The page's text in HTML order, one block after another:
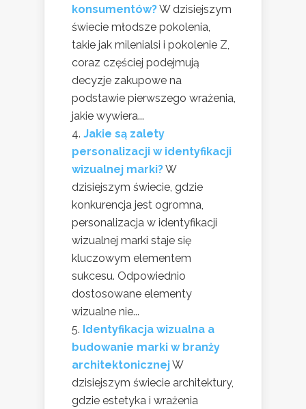
konsumentów?W dzisiejszym
świecie młodsze pokolenia,
takie jak milenialsi i pokolenie Z,
coraz częściej podejmują
decyzje zakupowe na
podstawie pierwszego wrażenia,
jakie wywiera...
Jakie są zalety
personalizacji w identyfikacji
wizualnej marki?W
dzisiejszym świecie, gdzie
konkurencja jest ogromna,
personalizacja w identyfikacji
wizualnej marki staje się
kluczowym elementem
sukcesu. Odpowiednio
dostosowane elementy
wizualne nie...
Identyfikacja wizualna a
budowanie marki w branży
architektonicznejW
dzisiejszym świecie architektury,
gdzie estetyka i wrażenia